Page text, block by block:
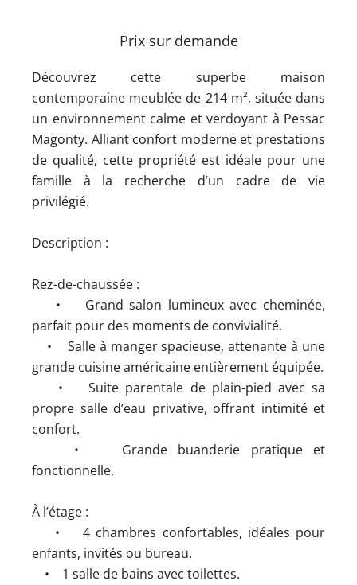
Prix sur demande
Découvrez cette superbe maison
contemporaine meublée de 214 m², située dans
un environnement calme et verdoyant à Pessac
Magonty. Alliant confort moderne et prestations
de qualité, cette propriété est idéale pour une
famille à la recherche d’un cadre de vie
privilégié.
Description :
Rez-de-chaussée :
• Grand salon lumineux avec cheminée,
parfait pour des moments de convivialité.
• Salle à manger spacieuse, attenante à une
grande cuisine américaine entièrement équipée.
• Suite parentale de plain-pied avec sa
propre salle d’eau privative, offrant intimité et
confort.
• Grande buanderie pratique et
fonctionnelle.
À l’étage :
• 4 chambres confortables, idéales pour
enfants, invités ou bureau.
• 1 salle de bains avec toilettes.